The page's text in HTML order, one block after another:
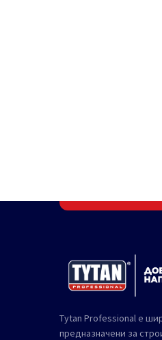
Tytan Professional е
предназначени за